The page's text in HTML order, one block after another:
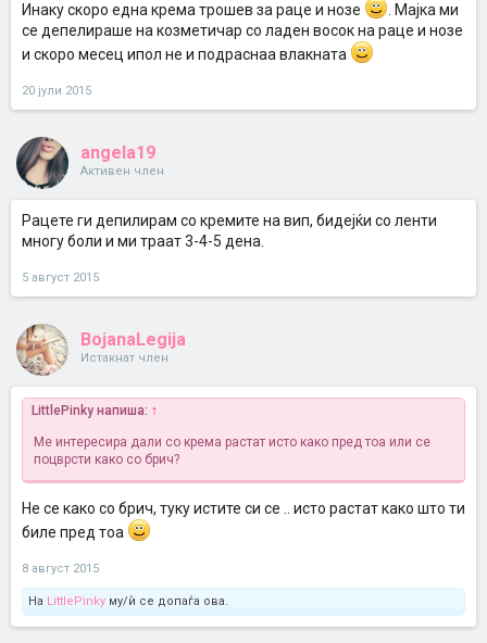
Инаку скоро една крема трошев за раце и нозе
. Мајка ми
се депелираше на козметичар со ладен восок на раце и нозе
и скоро месец ипол не и подраснаа влакната
20 јули 2015
angela19
Активен член
Рацете ги депилирам со кремите на вип, бидејќи со ленти
многу боли и ми траат 3-4-5 дена.
5 август 2015
BojanaLegija
Истакнат член
LittlePinky напиша: ↑
Ме интересира дали со крема растат исто како пред тоа или се
поцврсти како со брич?
Не се како со брич, туку истите си се .. исто растат како што ти
биле пред тоа
8 август 2015
На LittlePinky му/ѝ се допаѓа ова.